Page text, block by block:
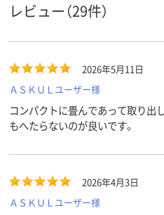
レビュー（29件）
2026年5月11日
ＡＳＫＵＬユーザー様
コンパクトに畳んであって取り出
もへたらないのが良いです。
2026年4月3日
ＡＳＫＵＬユーザー様